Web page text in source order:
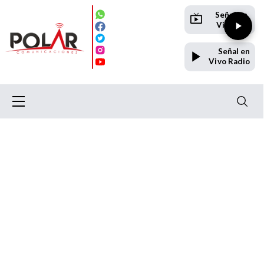
Señal en
Vivo TV
Señal en
Vivo Radio